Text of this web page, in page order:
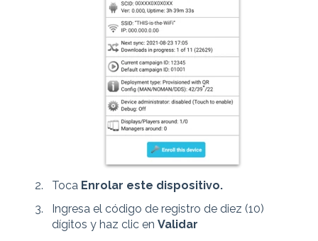
Toca Enrolar este dispositivo.
Ingresa el código de registro de diez (10)
dígitos y haz clic en Validar